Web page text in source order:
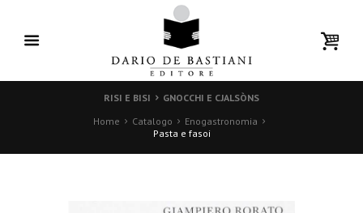
RISI E BISI
GNOCCHI E CJALSÒNS
Home
Catalogo
Enogastronomia
Pasta e fasoi